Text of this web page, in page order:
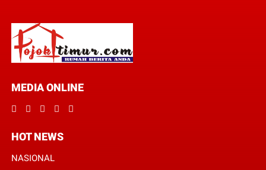
MEDIA ONLINE
HOT NEWS
NASIONAL